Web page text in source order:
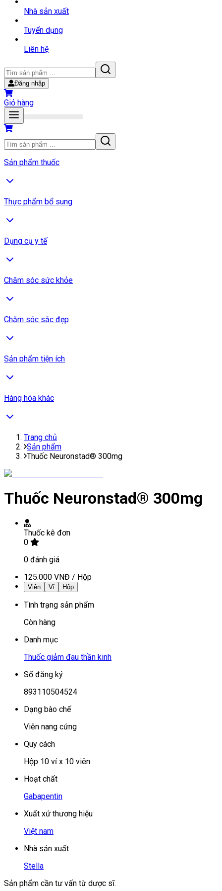
Nhà sản xuất
Tuyển dụng
Liên hệ
Đăng nhập
Giỏ hàng
Sản phẩm thuốc
Thực phẩm bổ sung
Dụng cụ y tế
Chăm sóc sức khỏe
Chăm sóc sắc đẹp
Sản phẩm tiện ích
Hàng hóa khác
Trang chủ
Sản phẩm
Thuốc Neuronstad® 300mg
Thuốc Neuronstad® 300mg
Thuốc kê đơn
0
0 đánh giá
125.000 VNĐ / Hộp
Viên Vỉ Hộp
Tình trạng sản phẩm
Còn hàng
Danh mục
Thuốc giảm đau thần kinh
Số đăng ký
893110504524
Dạng bào chế
Viên nang cứng
Quy cách
Hộp 10 vỉ x 10 viên
Hoạt chất
Gabapentin
Xuất xứ thương hiệu
Việt nam
Nhà sản xuất
Stella
Sản phẩm cần tư vấn từ dược sĩ.